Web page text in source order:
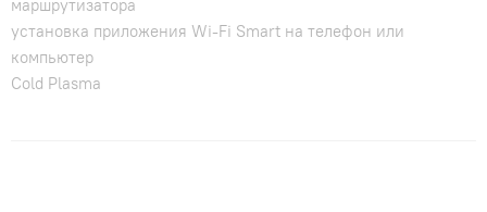
маршрутизатора
установка приложения Wi-Fi Smart на телефон или
компьютер
Cold Plasma